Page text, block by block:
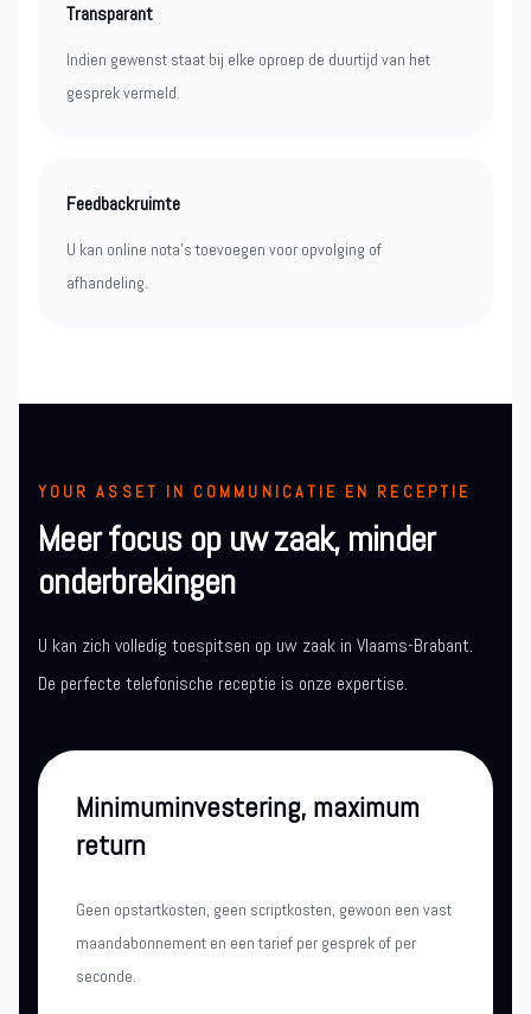
Transparant
Indien gewenst staat bij elke oproep de duurtijd van het
gesprek vermeld.
Feedbackruimte
U kan online nota’s toevoegen voor opvolging of
afhandeling.
YOUR ASSET IN COMMUNICATIE EN RECEPTIE
Meer focus op uw zaak, minder
onderbrekingen
U kan zich volledig toespitsen op uw zaak in Vlaams-Brabant.
De perfecte telefonische receptie is onze expertise.
Minimuminvestering, maximum
return
Geen opstartkosten, geen scriptkosten, gewoon een vast
maandabonnement en een tarief per gesprek of per
seconde.